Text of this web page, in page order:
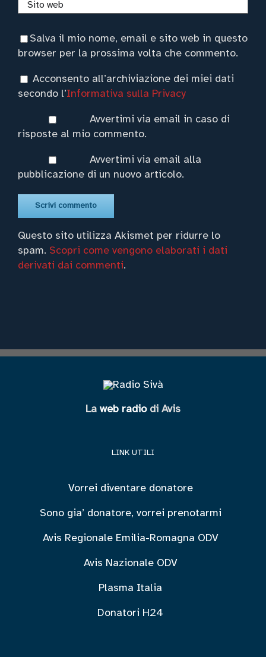
Salva il mio nome, email e sito web in questo
browser per la prossima volta che commento.
Acconsento all’archiviazione dei miei dati
secondo l’Informativa sulla Privacy
Avvertimi via email in caso di
risposte al mio commento.
Avvertimi via email alla
pubblicazione di un nuovo articolo.
Questo sito utilizza Akismet per ridurre lo
spam. Scopri come vengono elaborati i dati
derivati dai commenti.
La web radiodi Avis
LINK UTILI
Vorrei diventare donatore
Sono gia’ donatore, vorrei prenotarmi
Avis Regionale Emilia-Romagna ODV
Avis Nazionale ODV
Plasma Italia
Donatori H24